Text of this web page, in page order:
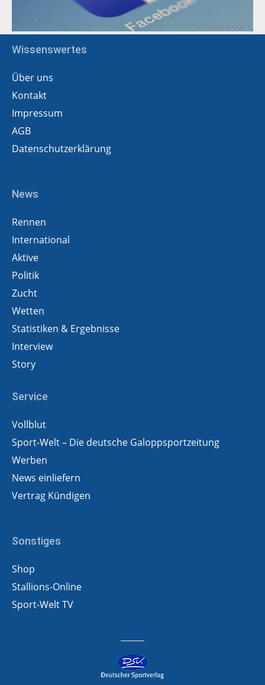
Wissenswertes
Über uns
Kontakt
Impressum
AGB
Datenschutzerklärung
News
Rennen
International
Aktive
Politik
Zucht
Wetten
Statistiken & Ergebnisse
Interview
Story
Service
Vollblut
Sport-Welt – Die deutsche Galoppsportzeitung
Werben
News einliefern
Vertrag Kündigen
Sonstiges
Shop
Stallions-Online
Sport-Welt TV